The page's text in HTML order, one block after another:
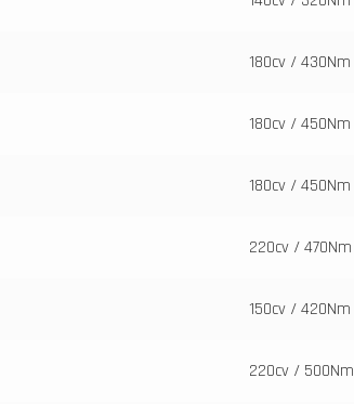
180cv / 430Nm
180cv / 450Nm
180cv / 450Nm
220cv / 470Nm
150cv / 420Nm
220cv / 500Nm